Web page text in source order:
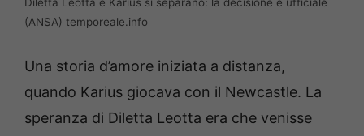
(ANSA) temporeale.info
Una storia d’amore iniziata a distanza,
quando Karius giocava con il Newcastle. La
speranza di Diletta Leotta era che venisse